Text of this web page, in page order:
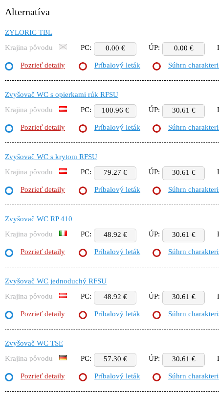
Alternatíva
ZYLORIC TBL
Krajina pôvodu
PC: 0.00 € ÚP: 0.00 €
Pozrieť detaily Príbalový leták Súhrn
Zvyšovač WC s opierkami rúk RFSU
Krajina pôvodu
PC: 100.96 € ÚP: 30.61 €
Pozrieť detaily Príbalový leták Súhrn
Zvyšovač WC s krytom RFSU
Krajina pôvodu
PC: 79.27 € ÚP: 30.61 €
Pozrieť detaily Príbalový leták Súhrn
Zvyšovač WC RP 410
Krajina pôvodu
PC: 48.92 € ÚP: 30.61 €
Pozrieť detaily Príbalový leták Súhrn
Zvyšovač WC jednoduchý RFSU
Krajina pôvodu
PC: 48.92 € ÚP: 30.61 €
Pozrieť detaily Príbalový leták Súhrn
Zvyšovač WC TSE
Krajina pôvodu
PC: 57.30 € ÚP: 30.61 €
Pozrieť detaily Príbalový leták Súhrn